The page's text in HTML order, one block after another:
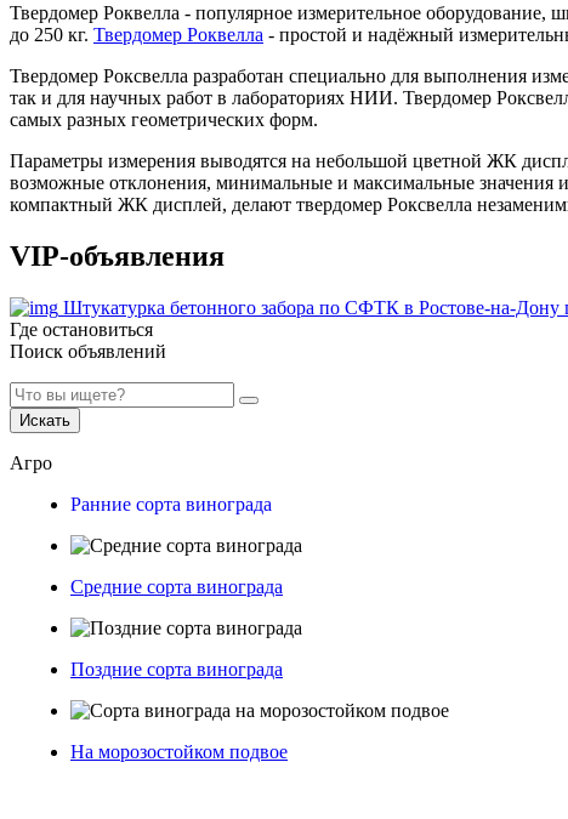
Твердомер Роквелла - популярное измерительное
до 250 кг. Твердомер Роквелла - простой и надёжный
Твердомер Роксвелла разработан специально для выполнения
так и для научных работ в лабораториях НИИ. Твердомер
самых разных геометрических форм.
Параметры измерения выводятся на небольшой цветной ЖК
возможные отклонения, минимальные и максимальные значения и
компактный ЖК дисплей, делают твердомер Роксвелла
VIP-объявления
Штукатурка бетонного забора по СФТК в Ростове-на-Дону
Где остановиться
Поиск объявлений
Искать
Агро
Ранние сорта винограда
Средние сорта винограда
Поздние сорта винограда
На морозостойком подвое